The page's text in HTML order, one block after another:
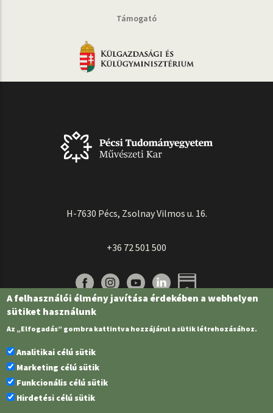
Támogató
H-7630 Pécs, Zsolnay Vilmos u. 16.
+36 72 501 500
Pécsi Tudományegyetem | Kancellária |
A felhasználói élmény javítása érdekében a webhelyen
sütiket használunk
Az „Elfogadás” gombra kattintva hozzájárul a sütik létrehozásához.
Analitikai célú sütik
Marketing célú sütik
Funkcionális célú sütik
Hirdetési célú sütik